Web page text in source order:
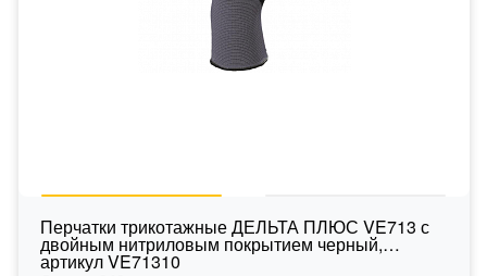
Перчатки трикотажные ДЕЛЬТА ПЛЮС VE713 с
двойным нитриловым покрытием черный,
артикул VE71310